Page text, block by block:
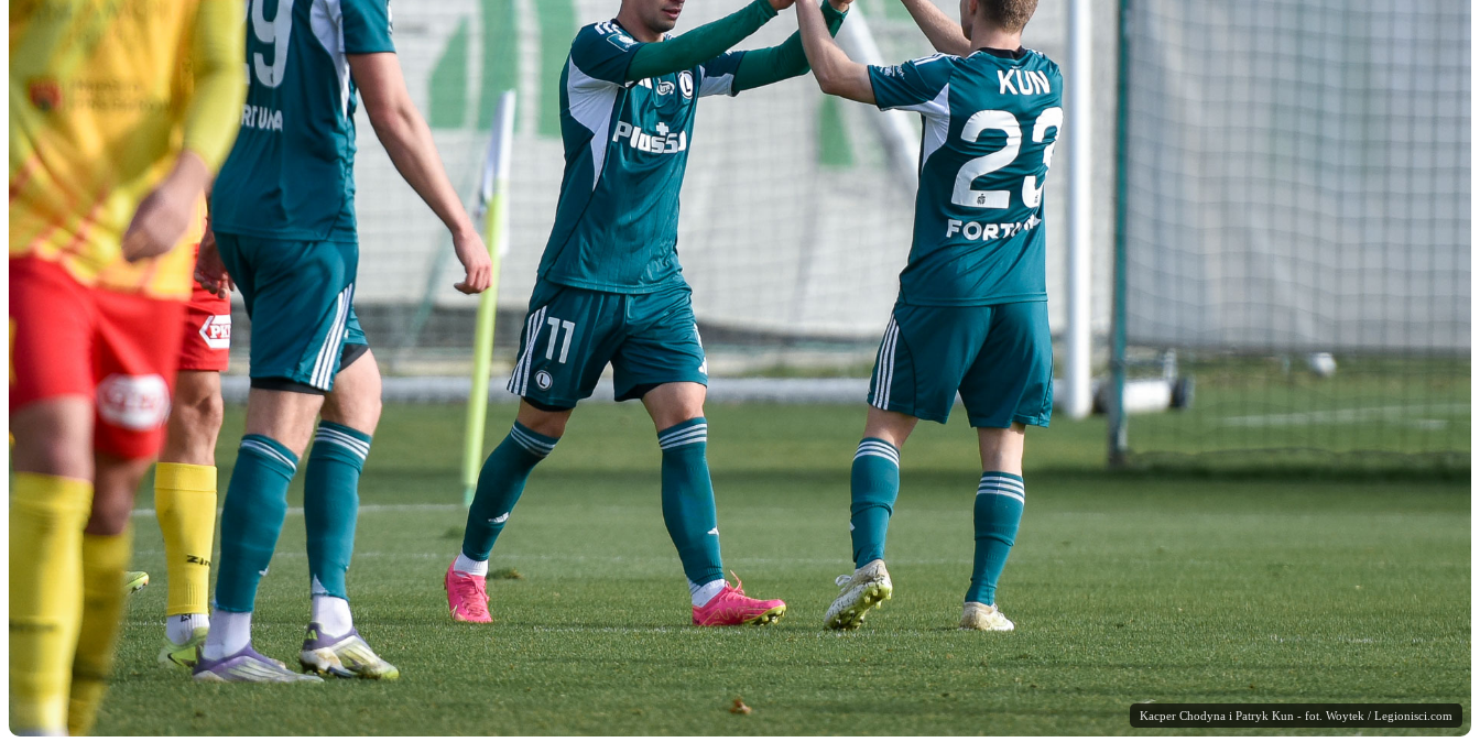
Kacper Chodyna i Patryk Kun - fot. Woytek / Legionisci.com